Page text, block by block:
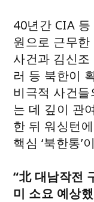
40년간 CIA
원으로 근무
사건과 김신
러 등 북한이
비극적 사건
는 데 깊이 관
한 뒤 워싱턴
핵심 ‘북한통’
“北 대남작전
미 소요 예상